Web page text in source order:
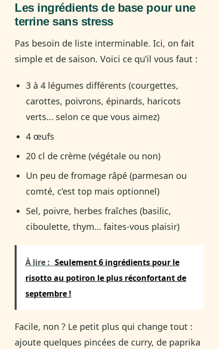
Les ingrédients de base pour une
terrine sans stress
Pas besoin de liste interminable. Ici, on fait
simple et de saison. Voici ce qu’il vous faut :
3 à 4 légumes différents (courgettes,
carottes, poivrons, épinards, haricots
verts… selon ce que vous aimez)
4 œufs
20 cl de crème (végétale ou non)
Un peu de fromage râpé (parmesan ou
comté, c’est top mais optionnel)
Sel, poivre, herbes fraîches (basilic,
ciboulette, thym… faites-vous plaisir)
À lire : Seulement 6 ingrédients pour le
risotto au potiron le plus réconfortant de
septembre !
Facile, non ? Le petit plus qui change tout :
ajoute quelques pincées de curry, de paprika